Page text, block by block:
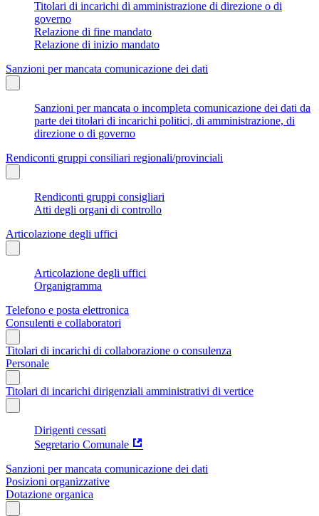
Titolari di incarichi di amministrazione di direzione o di
governo
Relazione di fine mandato
Relazione di inizio mandato
Sanzioni per mancata comunicazione dei dati
Sanzioni per mancata o incompleta comunicazione dei dati da
parte dei titolari di incarichi politici, di amministrazione, di
direzione o di governo
Rendiconti gruppi consiliari regionali/provinciali
Rendiconti gruppi consigliari
Atti degli organi di controllo
Articolazione degli uffici
Articolazione degli uffici
Organigramma
Telefono e posta elettronica
Consulenti e collaboratori
Titolari di incarichi di collaborazione o consulenza
Personale
Titolari di incarichi dirigenziali amministrativi di vertice
Dirigenti cessati
Segretario Comunale
Sanzioni per mancata comunicazione dei dati
Posizioni organizzative
Dotazione organica